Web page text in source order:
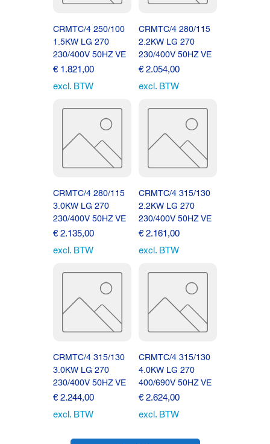
CRMTC/4 250/100
1.5KW LG 270
230/400V 50HZ VE
Prijs
€ 1.821,00
excl. BTW
CRMTC/4 280/115
2.2KW LG 270
230/400V 50HZ VE
Prijs
€ 2.054,00
excl. BTW
CRMTC/4 280/115
3.0KW LG 270
230/400V 50HZ VE
Prijs
€ 2.135,00
excl. BTW
CRMTC/4 315/130
2.2KW LG 270
230/400V 50HZ VE
Prijs
€ 2.161,00
excl. BTW
CRMTC/4 315/130
3.0KW LG 270
230/400V 50HZ VE
Prijs
€ 2.244,00
excl. BTW
CRMTC/4 315/130
4.0KW LG 270
400/690V 50HZ VE
Prijs
€ 2.624,00
excl. BTW